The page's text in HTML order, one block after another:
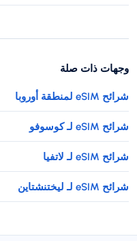
وجهات ذات صلة
شرائح eSIM لمنطقة أوروبا
شرائح eSIM لـ كوسوفو
شرائح eSIM لـ لاتفيا
شرائح eSIM لـ ليختنشتاين